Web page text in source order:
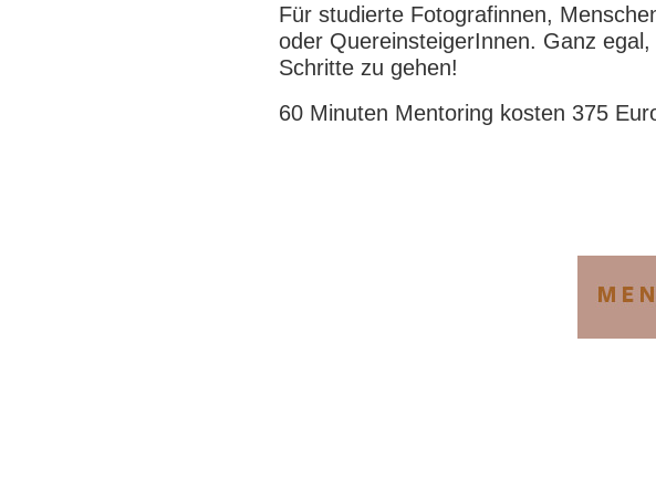
Für studierte Fotografinnen,
oder QuereinsteigerInnen. Ganz
Schritte zu gehen!
60 Minuten Mentoring kosten 375